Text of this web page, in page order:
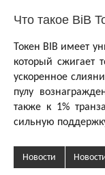
Что такое BiB
Токен BIB имеет
который сжигает
ускоренное
пулу
также к 1%
сильную
Новости